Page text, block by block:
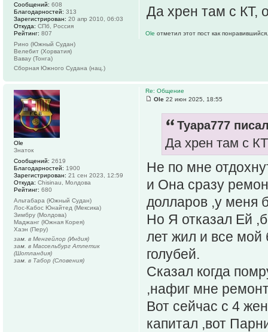
Да хрен там с КТ,
Ole отметил этот пост как понравившийся.
Сообщений: 608
Благодарностей: 313
Зарегистрирован: 20 апр 2010, 06:03
Откуда: СПб, Россия
Рейтинг: 807
Рино (Южный Судан)
Велебит (Хорватия)
Вавау (Тонга)
Сборная Южного Судана (нац.)
Re: Общение
Ole 22 июн 2025, 18:55
Tyapa777
Да хрен там с
Не по мне
и Она сразу
долларов ,у меня
Но Я отказал Ей
лет жил и все мой
голубей.
Сказал когда
,нафиг мне
Вот сейчас с 4
капитал ,вот
Ole
Знаток
Сообщений: 2619
Благодарностей: 1900
Зарегистрирован: 21 сен 2023, 12:59
Откуда: Chisinau, Молдова
Рейтинг: 680
Альтабара (Южный Судан)
Лос-Кабос Юнайтед (Мексика)
Зимбру (Молдова)
Маджанг (Южная Корея)
Хаэн (Перу)
зам. в Менгейлор (Индия)
зам. в Массельбург Атлетик
(Шотландия)
зам. в Табор (Словения)